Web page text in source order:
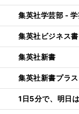
集英社学芸部 -
集英社ビジネス書
集英社新書
集英社新書プラ
1日5分で、明日